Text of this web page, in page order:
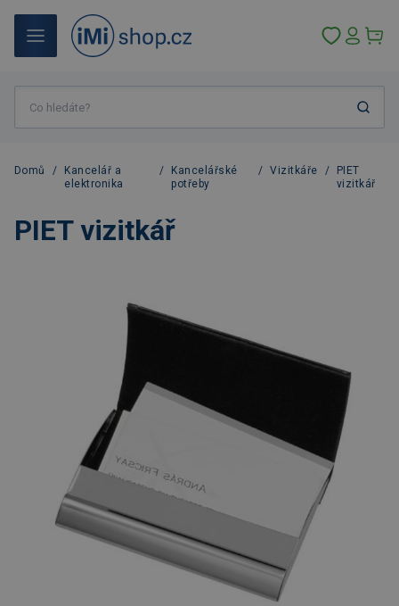
Domů /
Kancelář a
elektronika
/
Kancelářské
potřeby
/ Vizitkáře /
PIET
vizitkář
PIET vizitkář